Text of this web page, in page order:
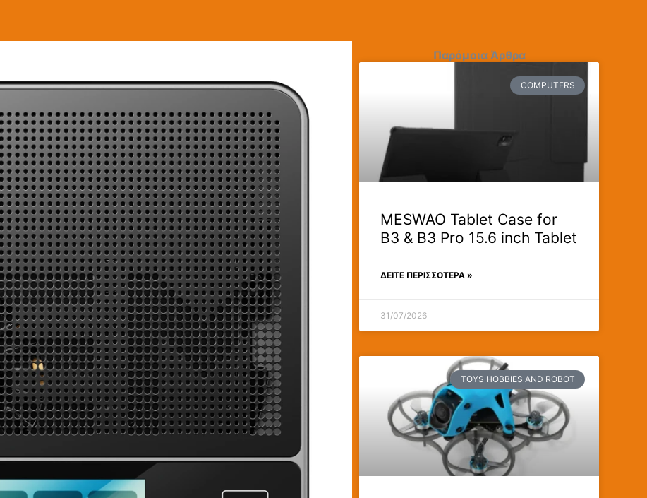
Παρόμοια Άρθρα
COMPUTERS
MESWAO Tablet Case for
B3 & B3 Pro 15.6 inch Tablet
ΔΕΊΤΕ ΠΕΡΙΣΣΟΤΕΡΑ »
31/07/2026
TOYS HOBBIES AND ROBOT